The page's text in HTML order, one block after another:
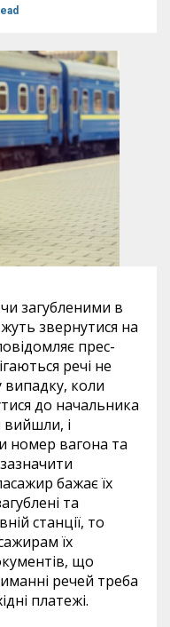
загубленими в
звернутися на
прес-
речі не
коли
до начальника
вийшли, і
номер вагона та
бажає їх
та
станції, то
їх
що
речей треба
платежі.